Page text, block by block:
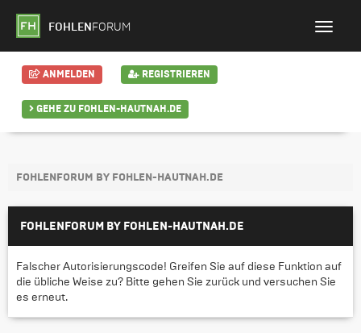
FOHLEN FORUM
ANMELDEN REGISTRIEREN
GEHE ZU FOHLEN-HAUTNAH.DE
FOHLENFORUM BY FOHLEN-HAUTNAH.DE
FOHLENFORUM BY FOHLEN-HAUTNAH.DE
Falscher Autorisierungscode! Greifen Sie auf diese Funktion auf
die übliche Weise zu? Bitte gehen Sie zurück und versuchen Sie
es erneut.